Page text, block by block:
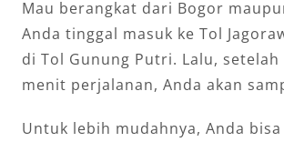
Mau berangkat dari Bogor
Anda tinggal masuk ke Tol
di Tol Gunung Putri. Lalu,
menit perjalanan, Anda akan
Untuk lebih mudahnya, Anda bisa